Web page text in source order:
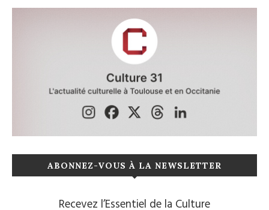
ABONNEZ-VOUS À LA NEWSLETTER
Recevez l’Essentiel de la Culture